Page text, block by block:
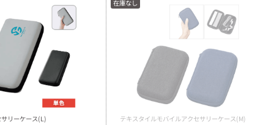
リーケース(L) テキスタイルモバイルアクセサリーケース(M)
在庫なし